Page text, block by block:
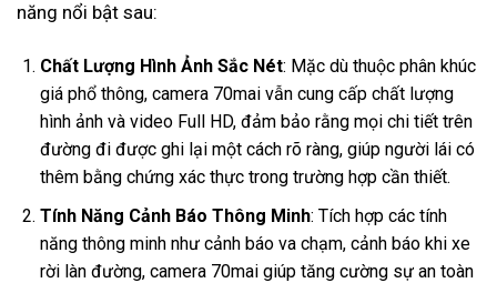
năng nổi bật sau:
Chất Lượng Hình Ảnh Sắc Nét: Mặc dù thuộc phân khúc
giá phổ thông, camera 70mai vẫn cung cấp chất lượng
hình ảnh và video Full HD, đảm bảo rằng mọi chi tiết trên
đường đi được ghi lại một cách rõ ràng, giúp người lái có
thêm bằng chứng xác thực trong trường hợp cần thiết.
Tính Năng Cảnh Báo Thông Minh: Tích hợp các tính
năng thông minh như cảnh báo va chạm, cảnh báo khi xe
rời làn đường, camera 70mai giúp tăng cường sự an toàn